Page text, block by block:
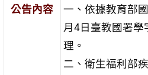
公告內容
一、依據教育部
月4日臺教國署學
理。
二、衛生福利部